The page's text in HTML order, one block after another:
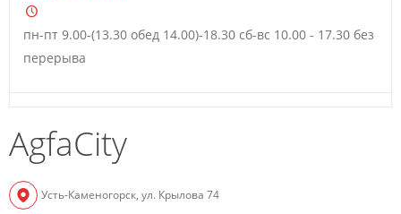
пн-пт 9.00-(13.30 обед 14.00)-18.30 сб-вс 10.00 - 17.30 без
перерыва
AgfaCity
Усть-Каменогорск, ул. Крылова 74